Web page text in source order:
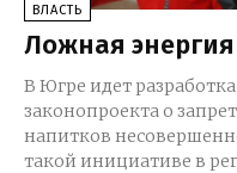
ВЛАСТЬ
Ложная энергия
В Югре идет
законопроекта о
напитков
такой инициативе в